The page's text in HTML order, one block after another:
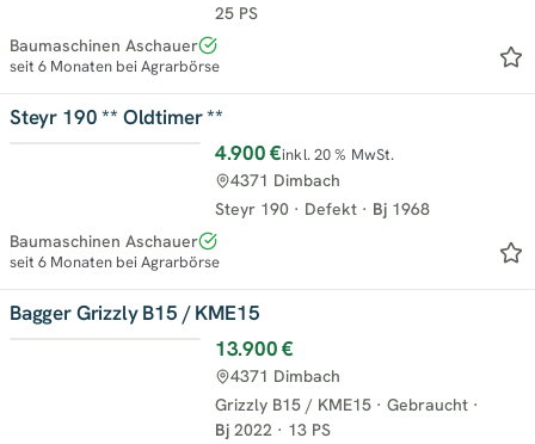
25 PS
Baumaschinen Aschauer
seit 6 Monaten bei Agrarbörse
Steyr 190 ** Oldtimer **
4.900 €inkl. 20 % MwSt.
Steyr 190 · Defekt · Bj 1968
4371 Dimbach
Baumaschinen Aschauer
seit 6 Monaten bei Agrarbörse
Bagger Grizzly B15 / KME15
13.900 €
Grizzly B15 / KME15 · Gebraucht ·
Bj 2022 · 13 PS
4371 Dimbach